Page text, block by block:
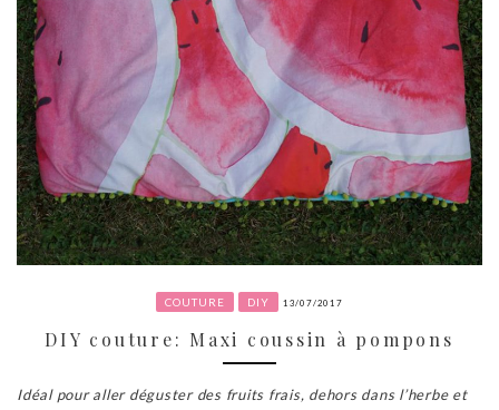
COUTURE DIY 13/07/2017
DIY couture: Maxi coussin à pompons
Idéal pour aller déguster des fruits frais, dehors dans l’herbe et